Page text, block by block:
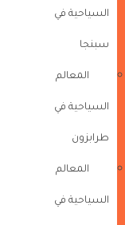
السياحية في
سبنجا
المعالم
السياحية في
طرابزون
المعالم
السياحية في